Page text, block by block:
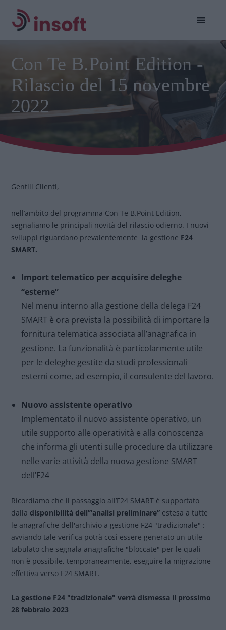
Con Te B.Point Edition -
Rilascio del 15 novembre
2022
Gentili Clienti,
nell’ambito del programma Con Te B.Point Edition,
segnaliamo le principali novità del rilascio odierno. I nuovi
sviluppi riguardano prevalentemente la gestione F24
SMART.
Import telematico per acquisire deleghe
“esterne”
Nel menu interno alla gestione della delega F24
SMART è ora prevista la possibilità di importare la
fornitura telematica associata all’anagrafica in
gestione. La funzionalità è particolarmente utile
per le deleghe gestite da studi professionali
esterni come, ad esempio, il consulente del lavoro.
Nuovo assistente operativo
Implementato il nuovo assistente operativo, un
utile supporto alle operatività e alla conoscenza
che informa gli utenti sulle procedure da utilizzare
nelle varie attività della nuova gestione SMART
dell’F24
Ricordiamo che il passaggio all’F24 SMART è supportato
dalla disponibilità dell’”analisi preliminare” estesa a tutte
le anagrafiche dell'archivio a gestione F24 "tradizionale" :
avviando tale verifica potrà così essere generato un utile
tabulato che segnala anagrafiche "bloccate" per le quali
non è possibile, temporaneamente, eseguire la migrazione
effettiva verso F24 SMART.
La gestione F24 "tradizionale" verrà dismessa il prossimo
28 febbraio 2023